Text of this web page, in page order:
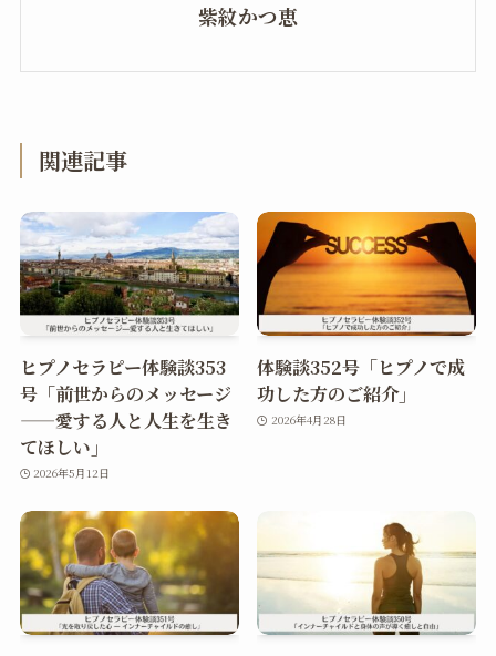
紫紋かつ恵
関連記事
ヒプノセラピー体験談353
号「前世からのメッセージ
——愛する人と人生を生き
てほしい」
2026年5月12日
体験談352号「ヒプノで成
功した方のご紹介」
2026年4月28日